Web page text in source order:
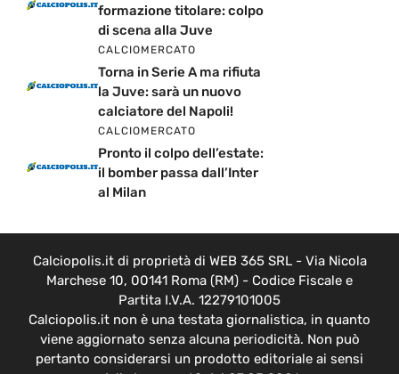
formazione titolare: colpo
di scena alla Juve
CALCIOMERCATO
Torna in Serie A ma rifiuta
la Juve: sarà un nuovo
calciatore del Napoli!
CALCIOMERCATO
Pronto il colpo dell’estate:
il bomber passa dall’Inter
al Milan
Calciopolis.it di proprietà di WEB 365 SRL - Via Nicola
Marchese 10, 00141 Roma (RM) - Codice Fiscale e
Partita I.V.A. 12279101005
Calciopolis.it non è una testata giornalistica, in quanto
viene aggiornato senza alcuna periodicità. Non può
pertanto considerarsi un prodotto editoriale ai sensi